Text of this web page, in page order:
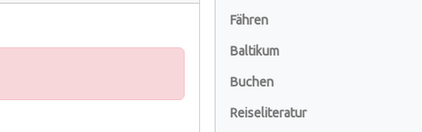
Fähren
Baltikum
Buchen
Reiseliteratur